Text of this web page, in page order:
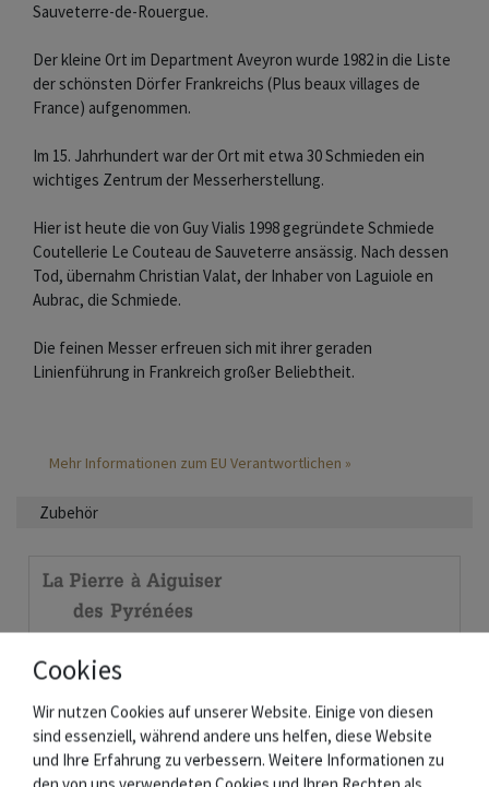
Sauveterre-de-Rouergue.
Der kleine Ort im Department Aveyron wurde 1982 in die Liste
der schönsten Dörfer Frankreichs (Plus beaux villages de
France) aufgenommen.
Im 15. Jahrhundert war der Ort mit etwa 30 Schmieden ein
wichtiges Zentrum der Messerherstellung.
Hier ist heute die von Guy Vialis 1998 gegründete Schmiede
Coutellerie Le Couteau de Sauveterre ansässig. Nach dessen
Tod, übernahm Christian Valat, der Inhaber von Laguiole en
Aubrac, die Schmiede.
Die feinen Messer erfreuen sich mit ihrer geraden
Linienführung in Frankreich großer Beliebtheit.
Mehr Informationen zum EU Verantwortlichen »
Zubehör
Cookies
Wir nutzen Cookies auf unserer Website. Einige von diesen
sind essenziell, während andere uns helfen, diese Website
und Ihre Erfahrung zu verbessern. Weitere Informationen zu